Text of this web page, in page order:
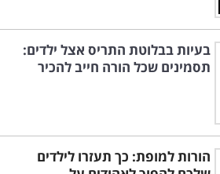
בעיות בבלוטת התריס אצל ילדים:
תסמינים שכל הורה חייב להכיר
הורות למופת: כך תעזרו לילדים